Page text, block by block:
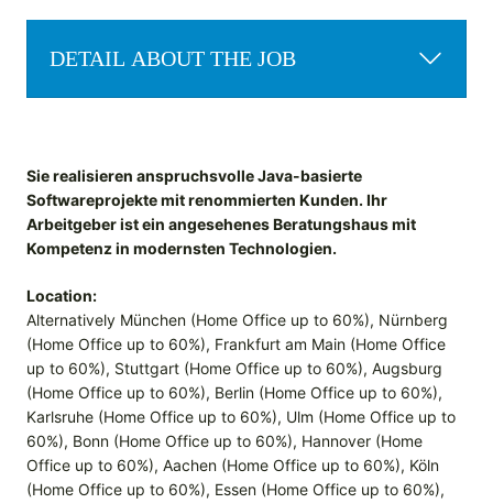
DETAIL ABOUT THE JOB
Sie realisieren anspruchsvolle Java-basierte
Softwareprojekte mit renommierten Kunden. Ihr
Arbeitgeber ist ein angesehenes Beratungshaus mit
Kompetenz in modernsten Technologien.
Location:
Alternatively München (Home Office up to 60%), Nürnberg
(Home Office up to 60%), Frankfurt am Main (Home Office
up to 60%), Stuttgart (Home Office up to 60%), Augsburg
(Home Office up to 60%), Berlin (Home Office up to 60%),
Karlsruhe (Home Office up to 60%), Ulm (Home Office up to
60%), Bonn (Home Office up to 60%), Hannover (Home
Office up to 60%), Aachen (Home Office up to 60%), Köln
(Home Office up to 60%), Essen (Home Office up to 60%),